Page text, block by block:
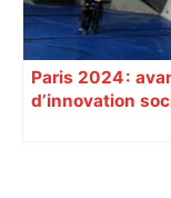
Paris 2024 :
d’innovation